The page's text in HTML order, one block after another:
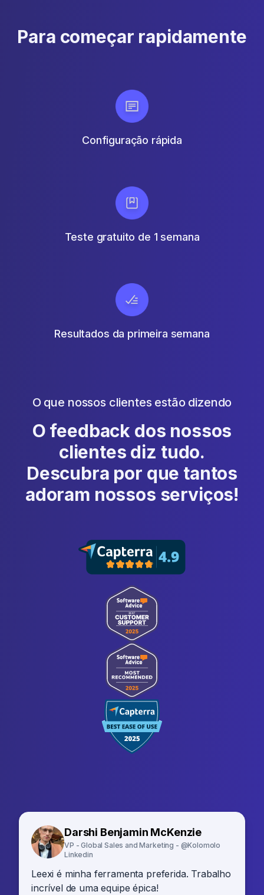
Para começar rapidamente
Configuração rápida
Teste gratuito de 1 semana
Resultados da primeira semana
O que nossos clientes estão dizendo
O feedback dos nossos
clientes diz tudo.
Descubra por que tantos
adoram nossos serviços!
Darshi Benjamin McKenzie
VP - Global Sales and Marketing - @Kolomolo
Linkedin
Leexi é minha ferramenta preferida. Trabalho
incrível de uma equipe épica!